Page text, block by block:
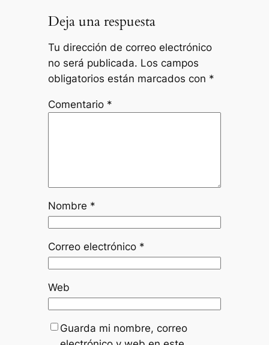
Deja una respuesta
Tu dirección de correo electrónico
no será publicada. Los campos
obligatorios están marcados con *
Comentario *
Nombre *
Correo electrónico *
Web
Guarda mi nombre, correo